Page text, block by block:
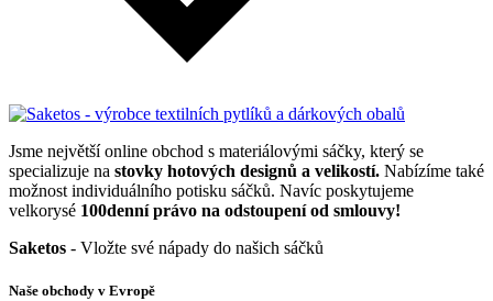
Jsme největší online obchod s materiálovými sáčky, který se
specializuje na stovky hotových designů a velikostí. Nabízíme také
možnost individuálního potisku sáčků. Navíc poskytujeme
velkorysé 100denní právo na odstoupení od smlouvy!
Saketos - Vložte své nápady do našich sáčků
Naše obchody v Evropě